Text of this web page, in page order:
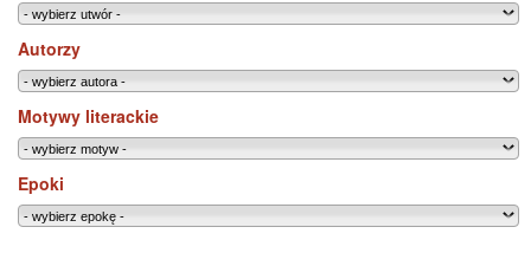
Autorzy
Motywy literackie
Epoki